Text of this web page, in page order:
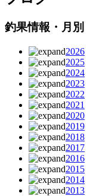
釣果情報・月別
2026
2025
2024
2023
2022
2021
2020
2019
2018
2017
2016
2015
2014
2013